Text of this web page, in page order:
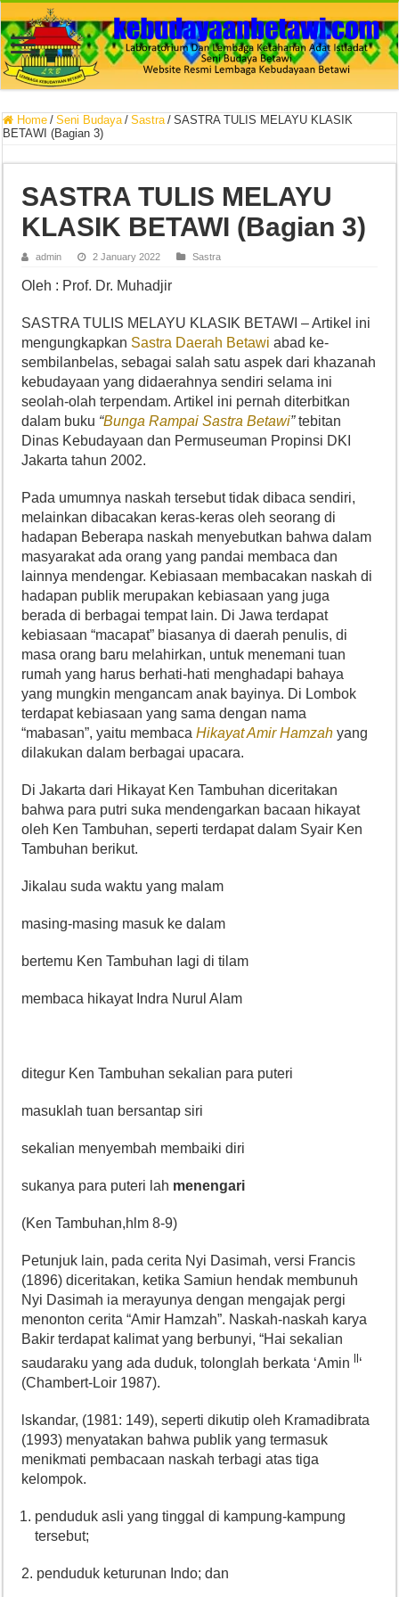
Home / Seni Budaya / Sastra / SASTRA TULIS MELAYU KLASIK
BETAWI (Bagian 3)
SASTRA TULIS MELAYU
KLASIK BETAWI (Bagian 3)
admin 2 January 2022 Sastra
Oleh : Prof. Dr. Muhadjir
SASTRA TULIS MELAYU KLASIK BETAWI – Artikel ini
mengungkapkan Sastra Daerah Betawi abad ke-
sembilanbelas, sebagai salah satu aspek dari khazanah
kebudayaan yang didaerahnya sendiri selama ini
seolah-olah terpendam. Artikel ini pernah diterbitkan
dalam buku “Bunga Rampai Sastra Betawi”tebitan
Dinas Kebudayaan dan Permuseuman Propinsi DKI
Jakarta tahun 2002.
Pada umumnya naskah tersebut tidak dibaca sendiri,
melainkan dibacakan keras-keras oleh seorang di
hadapan Beberapa naskah menyebutkan bahwa dalam
masyarakat ada orang yang pandai membaca dan
lainnya mendengar. Kebiasaan membacakan naskah di
hadapan publik merupakan kebiasaan yang juga
berada di berbagai tempat lain. Di Jawa terdapat
kebiasaan “macapat” biasanya di daerah penulis, di
masa orang baru melahirkan, untuk menemani tuan
rumah yang harus berhati-hati menghadapi bahaya
yang mungkin mengancam anak bayinya. Di Lombok
terdapat kebiasaan yang sama dengan nama
“mabasan”, yaitu membacaHikayat Amir Hamzah yang
dilakukan dalam berbagai upacara.
Di Jakarta dari Hikayat Ken Tambuhan diceritakan
bahwa para putri suka mendengarkan bacaan hikayat
oleh Ken Tambuhan, seperti terdapat dalam Syair Ken
Tambuhan berikut.
Jikalau suda waktu yang malam
masing-masing masuk ke dalam
bertemu Ken Tambuhan Iagi di tilam
membaca hikayat Indra Nurul Alam
ditegur Ken Tambuhan sekalian para puteri
masuklah tuan bersantap siri
sekalian menyembah membaiki diri
sukanya para puteri lah menengari
(Ken Tambuhan,hlm 8-9)
Petunjuk lain, pada cerita Nyi Dasimah, versi Francis
(1896) diceritakan, ketika Samiun hendak membunuh
Nyi Dasimah ia merayunya dengan mengajak pergi
menonton cerita “Amir Hamzah”. Naskah-naskah karya
Bakir terdapat kalimat yang berbunyi, “Hai sekalian
saudaraku yang ada duduk, tolonglah berkata ‘Amin ‘
(Chambert-Loir 1987).
lskandar, (1981: 149), seperti dikutip oleh Kramadibrata
(1993) menyatakan bahwa publik yang termasuk
menikmati pembacaan naskah terbagi atas tiga
kelompok.
penduduk asli yang tinggal di kampung-kampung
tersebut;
2. penduduk keturunan Indo; dan